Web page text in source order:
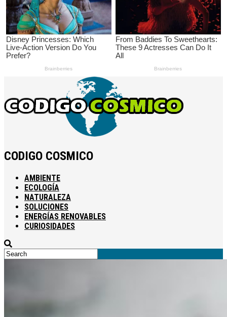
CODIGO COSMICO
AMBIENTE
ECOLOGÍA
NATURALEZA
SOLUCIONES
ENERGÍAS RENOVABLES
CURIOSIDADES